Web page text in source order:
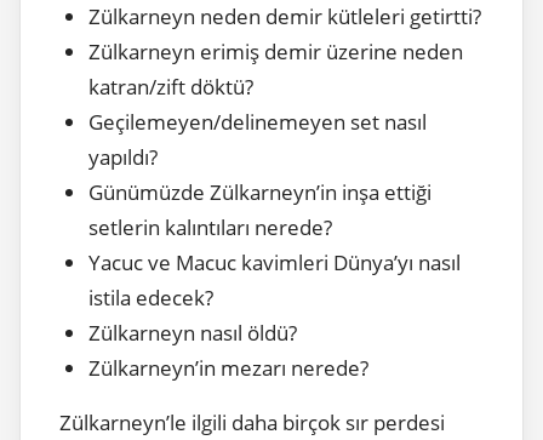
Zülkarneyn neden demir kütleleri getirtti?
Zülkarneyn erimiş demir üzerine neden
katran/zift döktü?
Geçilemeyen/delinemeyen set nasıl
yapıldı?
Günümüzde Zülkarneyn’in inşa ettiği
setlerin kalıntıları nerede?
Yacuc ve Macuc kavimleri Dünya’yı nasıl
istila edecek?
Zülkarneyn nasıl öldü?
Zülkarneyn’in mezarı nerede?
Zülkarneyn’le ilgili daha birçok sır perdesi